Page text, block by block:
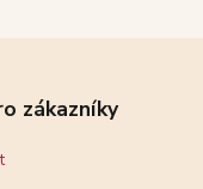
zákazníky